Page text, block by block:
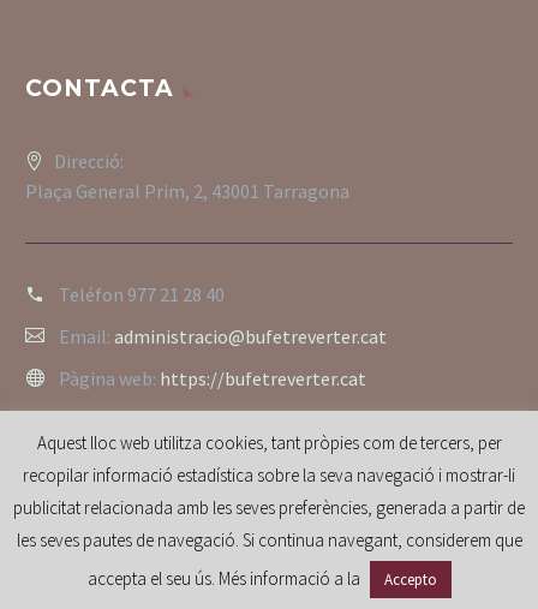
CONTACTA
Direcció:
Plaça General Prim, 2, 43001 Tarragona
Teléfon 977 21 28 40
Email: administracio@bufetreverter.cat
Pàgina web: https://bufetreverter.cat
Aquest lloc web utilitza cookies, tant pròpies com de tercers, per
recopilar informació estadística sobre la seva navegació i mostrar-li
publicitat relacionada amb les seves preferències, generada a partir de
les seves pautes de navegació. Si continua navegant, considerem que
accepta el seu ús. Més informació a la
Accepto